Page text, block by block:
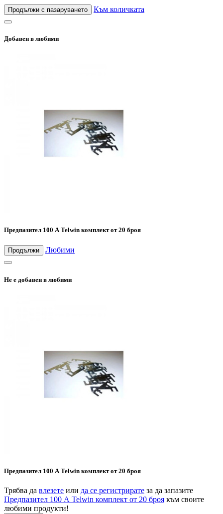
Продължи с пазаруването Към количката
Добавен в любими
Предпазител 100 А Telwin комплект от 20 броя
Продължи Любими
Не е добавен в любими
Предпазител 100 А Telwin комплект от 20 броя
Трябва да влезете или да се регистрирате за да запазите
Предпазител 100 А Telwin комплект от 20 броя към своите
любими продукти!